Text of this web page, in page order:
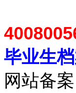
毕业生
网站备案